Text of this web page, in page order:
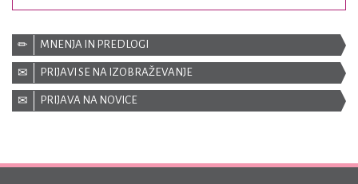
MNENJA IN PREDLOGI
PRIJAVI SE NA IZOBRAŽEVANJE
PRIJAVA NA NOVICE